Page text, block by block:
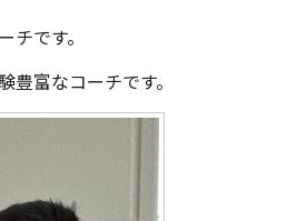
です。
豊富なコーチです。